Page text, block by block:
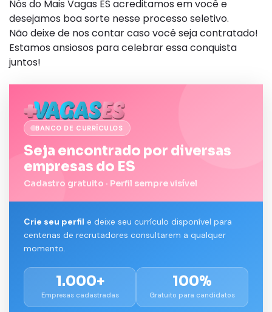
Nós do Mais Vagas ES acreditamos em você e
desejamos boa sorte nesse processo seletivo.
Não deixe de nos contar caso você seja contratado!
Estamos ansiosos para celebrar essa conquista
juntos!
BANCO DE CURRÍCULOS
Seja encontrado por diversas
empresas do ES
Cadastro gratuito · Perfil sempre visível
Crie seu perfil e deixe seu currículo disponível para
centenas de recrutadores consultarem a qualquer
momento.
1.000+
Empresas cadastradas
100%
Gratuito para candidatos